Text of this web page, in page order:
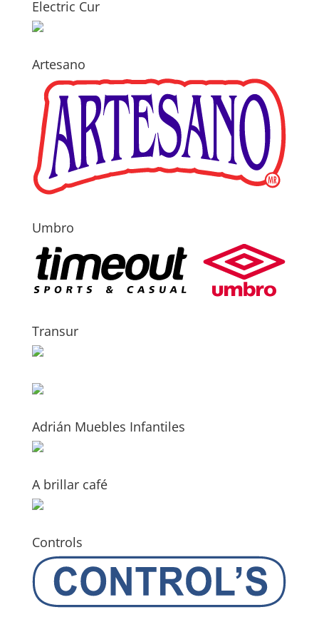
Electric Cur
Artesano
Umbro
Transur
Adrián Muebles Infantiles
A brillar café
Controls